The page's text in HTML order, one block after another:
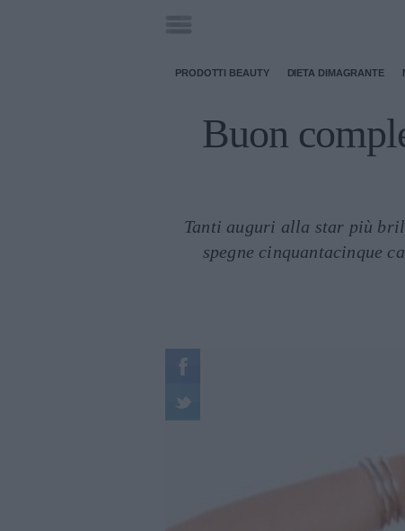
PRODOTTI BEAUTY DIETA DIMAGRANTE
Buon
Tanti auguri alla star più
spegne cinquantacinque